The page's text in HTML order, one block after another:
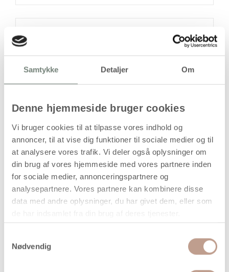
Samtykke Detaljer Om
Denne hjemmeside bruger cookies
Vi bruger cookies til at tilpasse vores indhold og
annoncer, til at vise dig funktioner til sociale medier og til
at analysere vores trafik. Vi deler også oplysninger om
din brug af vores hjemmeside med vores partnere inden
for sociale medier, annonceringspartnere og
analysepartnere. Vores partnere kan kombinere disse
data med andre oplysninger, du har givet dem, eller som
Nødvendig
På lager
Handelsbetingelser
Let kugle fremstillet af styropor i hvid farve. Kuglerne
leveres i pakke med 10 stk. og er velegnede til
hobbyprojekter, dekorationer, modeller og kreative opgaver,
hvor der ønskes et materiale, der er nemt at bearbejde og
dekorere.
Styroporkuglerne kan males, beklædes med stof eller papir,
dekoreres med nåle, pailletter og limbaserede materialer